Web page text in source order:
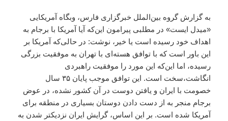
به گزارش گروه بین‌الملل خبرگزاری فارس، وبگاه آمریکایی
«میدل ایست» در مطلبی پیرامون این‌که آیا آمریکا با برجام به
اهداف خود رسیده است یا خیر، نوشت: در حالی‌که آمریکا بر
این باور است که با توافق هسته‌ای با تهران به موفقیت بزرگی
رسیده، اما این‌که این مورد را موفقیت راهبردی
انگاشت،سخت است. این توافق موجب پایان ۳۵ سال
خصومت با ایران و یافتن دوست در آن کشور نشده، در عوض
برجام منجر به از دست دادن دوستان بسیاری در منطقه برای
آمریکا شده است. بر این اساس، گرایش ایران نزدیکتر شدن به